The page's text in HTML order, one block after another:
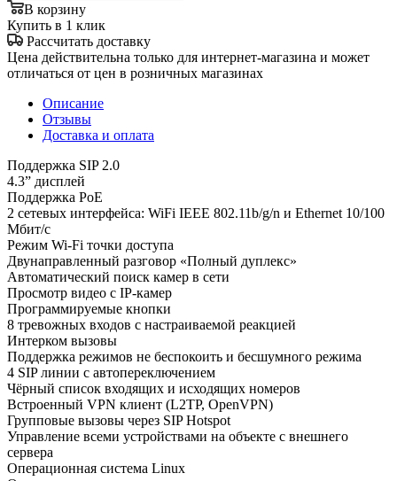
В корзину
Купить в 1 клик
Рассчитать доставку
Цена действительна только для интернет-магазина и может
отличаться от цен в розничных магазинах
Описание
Отзывы
Доставка и оплата
Поддержка SIP 2.0
4.3” дисплей
Поддержка PoE
2 сетевых интерфейса: WiFi IEEE 802.11b/g/n и Ethernet 10/100
Мбит/с
Режим Wi-Fi точки доступа
Двунаправленный разговор «Полный дуплекс»
Автоматический поиск камер в сети
Просмотр видео с IP-камер
Программируемые кнопки
8 тревожных входов с настраиваемой реакцией
Интерком вызовы
Поддержка режимов не беспокоить и бесшумного режима
4 SIP линии с автопереключением
Чёрный список входящих и исходящих номеров
Встроенный VPN клиент (L2TP, OpenVPN)
Групповые вызовы через SIP Hotspot
Управление всеми устройствами на объекте с внешнего
сервера
Операционная система Linux